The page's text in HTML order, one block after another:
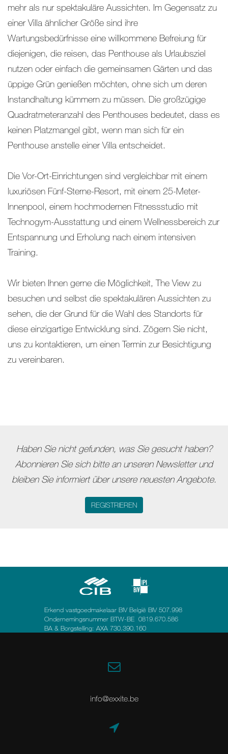
mehr als nur spektakuläre Aussichten. Im Gegensatz zu
einer Villa ähnlicher Größe sind ihre
Wartungsbedürfnisse eine willkommene Befreiung für
diejenigen, die reisen, das Penthouse als Urlaubsziel
nutzen oder einfach die gemeinsamen Gärten und das
üppige Grün genießen möchten, ohne sich um deren
Instandhaltung kümmern zu müssen. Die großzügige
Quadratmeteranzahl des Penthouses bedeutet, dass es
keinen Platzmangel gibt, wenn man sich für ein
Penthouse anstelle einer Villa entscheidet.
Die Vor-Ort-Einrichtungen sind vergleichbar mit einem
luxuriösen Fünf-Sterne-Resort, mit einem 25-Meter-
Innenpool, einem hochmodernen Fitnessstudio mit
Technogym-Ausstattung und einem Wellnessbereich zur
Entspannung und Erholung nach einem intensiven
Training.
Wir bieten Ihnen gerne die Möglichkeit, The View zu
besuchen und selbst die spektakulären Aussichten zu
sehen, die der Grund für die Wahl des Standorts für
diese einzigartige Entwicklung sind. Zögern Sie nicht,
uns zu kontaktieren, um einen Termin zur Besichtigung
zu vereinbaren.
Haben Sie nicht gefunden, was Sie gesucht haben?
Abonnieren Sie sich bitte an unseren Newsletter und
bleiben Sie informiert über unsere neuesten Angebote.
REGISTRIEREN
Erkend vastgoedmakelaar BIV België BIV 507.998
Ondernemingsnummer BTW-BE 0819.670.586
BA & Borgstelling: AXA 730.390.160
info@exxite.be